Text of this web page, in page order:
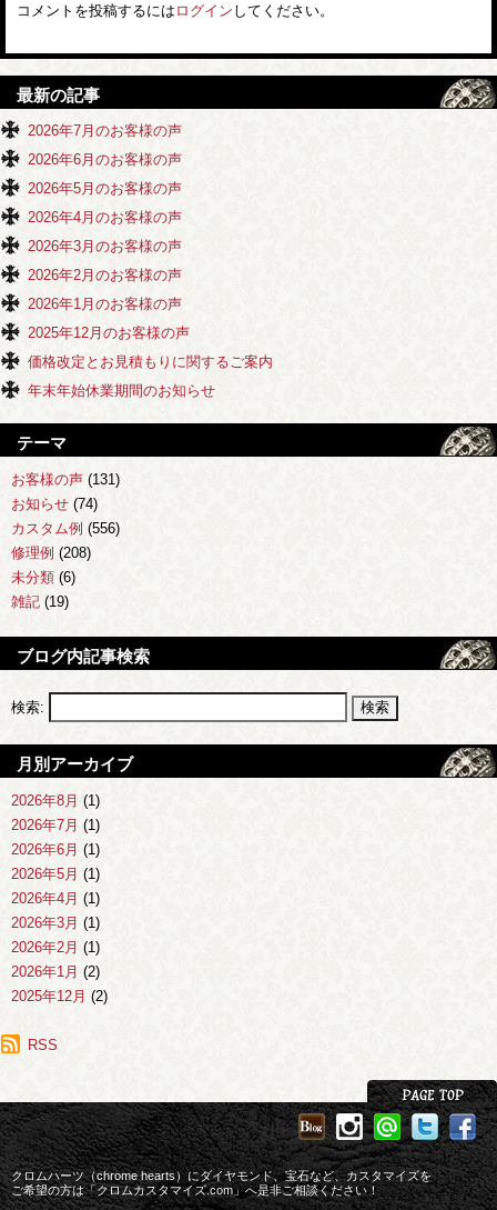
コメントを投稿するには ログイン してください。
最新の記事
2026年7月のお客様の声
2026年6月のお客様の声
2026年5月のお客様の声
2026年4月のお客様の声
2026年3月のお客様の声
2026年2月のお客様の声
2026年1月のお客様の声
2025年12月のお客様の声
価格改定とお見積もりに関するご案内
年末年始休業期間のお知らせ
テーマ
お客様の声 (131)
お知らせ (74)
カスタム例 (556)
修理例 (208)
未分類 (6)
雑記 (19)
ブログ内記事検索
検索:
月別アーカイブ
2026年8月 (1)
2026年7月 (1)
2026年6月 (1)
2026年5月 (1)
2026年4月 (1)
2026年3月 (1)
2026年2月 (1)
2026年1月 (2)
2025年12月 (2)
2025年10月
2025年7月(1)
2025年6月(3)
2025年4月(1)
2025年3月(1)
RSS
クロムハーツ（chrome hearts）にダイヤモンド、宝石など、カスタマイズを
ご希望の方は「クロムカスタマイズ.com」へ是非ご相談ください！